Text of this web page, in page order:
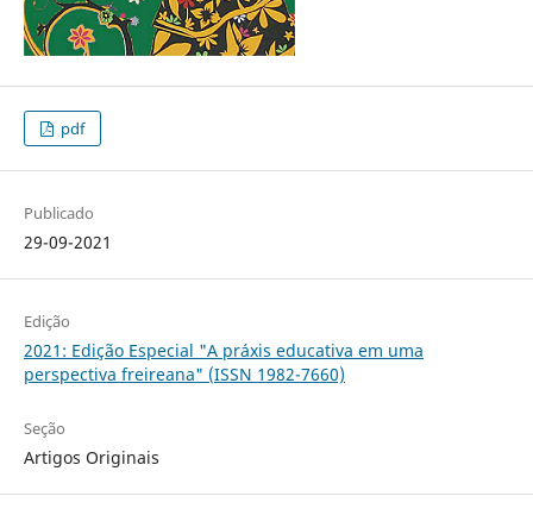
pdf
Publicado
29-09-2021
Edição
2021: Edição Especial "A práxis educativa em uma
perspectiva freireana" (ISSN 1982-7660)
Seção
Artigos Originais